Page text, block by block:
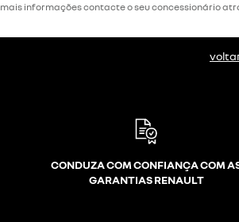
informações contacte o seu concessionário
CONDUZA COM CONFIANÇA COM
GARANTIAS RENAULT